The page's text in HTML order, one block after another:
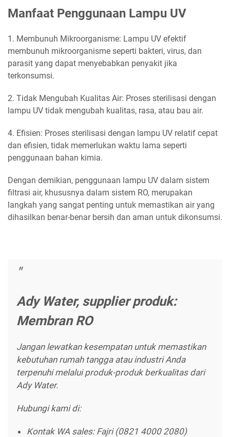
Manfaat Penggunaan Lampu UV
1. Membunuh Mikroorganisme: Lampu UV efektif
membunuh mikroorganisme seperti bakteri, virus, dan
parasit yang dapat menyebabkan penyakit jika
terkonsumsi.
2. Tidak Mengubah Kualitas Air: Proses sterilisasi dengan
lampu UV tidak mengubah kualitas, rasa, atau bau air.
4. Efisien: Proses sterilisasi dengan lampu UV relatif cepat
dan efisien, tidak memerlukan waktu lama seperti
penggunaan bahan kimia.
Dengan demikian, penggunaan lampu UV dalam sistem
filtrasi air, khususnya dalam sistem RO, merupakan
langkah yang sangat penting untuk memastikan air yang
dihasilkan benar-benar bersih dan aman untuk dikonsumsi.
Ady Water, supplier produk:
Membran RO
Jangan lewatkan kesempatan untuk memastikan
kebutuhan rumah tangga atau industri Anda
terpenuhi melalui produk-produk berkualitas dari
Ady Water.
Hubungi kami di:
Kontak WA sales: Fajri (0821 4000 2080)